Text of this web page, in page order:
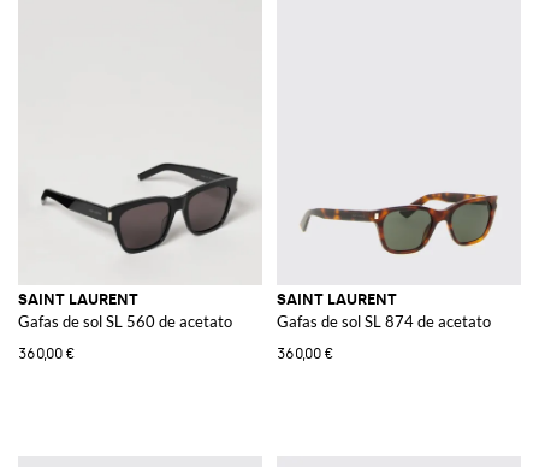
SAINT LAURENT
Gafas de sol SL 560 de acetato
360,00 €
SAINT LAURENT
Gafas de sol SL 874 de acetato
360,00 €